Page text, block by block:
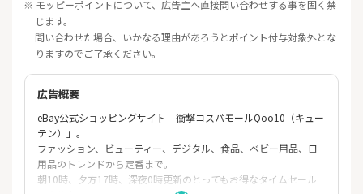
※ モッピーポイントについて、広告主へ直接問い合わせする事を固く禁
じます。
問い合わせた場合、いかなる理由があろうとポイント付与対象外とな
りますのでご了承ください。
広告概要
eBay公式ショッピングサイト「衝撃コスパモールQoo10（キュー
テン）」。
ファッション、ビューティー、デジタル、食品、ベビー用品、日
用品のトレンドから定番まで。
朝10時、夕方17時、深夜0時更新のとってもお得なタイムセール